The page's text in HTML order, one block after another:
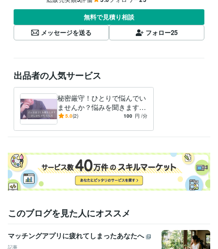
無料で見積り相談
メッセージを送る
フォロー25
出品者の人気サービス
秘密厳守！ひとりで悩んでい
ませんか？悩みを聞きます
職場での人間関係、恋愛など
か？
5.0(2) 100 円 /分
このブログを見た人にオススメ
マッチングアプリに疲れてしまったあなたへ
記事